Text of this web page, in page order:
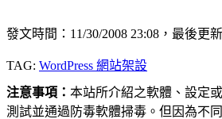
發文時間：11/30/2008 23:08，最後更
TAG: WordPress 網站架設
注意事項： 本站所介紹之軟體、設定
測試並通過防毒軟體掃毒。但因為不